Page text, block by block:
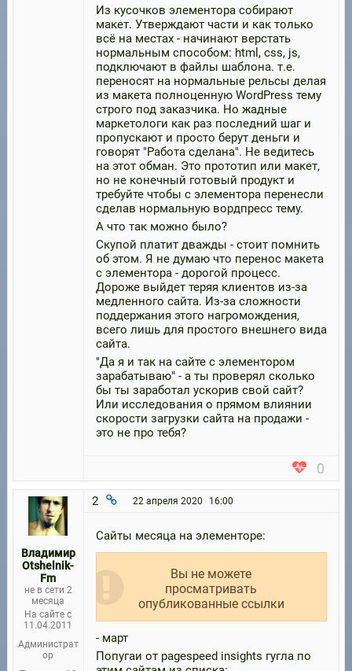
Из кусочков элементора собирают
макет. Утверждают части и как только
всё на местах - начинают верстать
нормальным способом: html, css, js,
подключают в файлы шаблона. т.е.
переносят на нормальные рельсы делая
из макета полноценную WordPress тему
строго под заказчика. Но жадные
маркетологи как раз последний шаг и
пропускают и просто берут деньги и
говорят "Работа сделана". Не ведитесь
на этот обман. Это прототип или макет,
но не конечный готовый продукт и
требуйте чтобы с элементора перенесли
сделав нормальную вордпресс тему.
А что так можно было?
Скупой платит дважды - стоит помнить
об этом. Я не думаю что перенос макета
с элементора - дорогой процесс.
Дороже выйдет теряя клиентов из-за
медленного сайта. Из-за сложности
поддержания этого нагромождения,
всего лишь для простого внешнего вида
сайта.
"Да я и так на сайте с элементором
зарабатываю" - а ты проверял сколько
бы ты заработал ускорив свой сайт?
Или исследования о прямом влиянии
скорости загрузки сайта на продажи -
это не про тебя?
0
Владимир
Otshelnik-
Fm
не в сети 2
месяца
На сайте с
11.04.2011
Администрат
ор
2 22 апреля 2020 16:00
Сайты месяца на элементоре:
Вы не можете
просматривать
опубликованные ссылки
- март
Попугаи от pagespeed insights гугла по